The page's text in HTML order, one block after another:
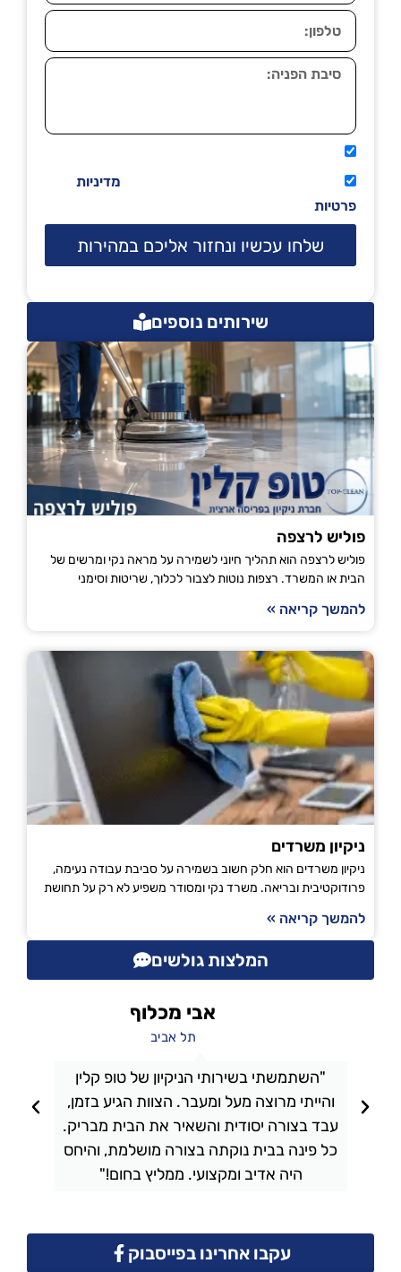
מדיניות
פרטיות
שלחו עכשיו ונחזור אליכם במהירות
שירותים נוספים
פוליש לרצפה
פוליש לרצפה הוא תהליך חיוני לשמירה על מראה נקי ומרשים של
הבית או המשרד. רצפות נוטות לצבור לכלוך, שריטות וסימני
להמשך קריאה »
ניקיון משרדים
ניקיון משרדים הוא חלק חשוב בשמירה על סביבת עבודה נעימה,
פרודוקטיבית ובריאה. משרד נקי ומסודר משפיע לא רק על תחושת
להמשך קריאה »
המלצות גולשים
"השתמשתי בשירותי הניקיון של טופ קלין
והייתי מרוצה מעל ומעבר. הצוות הגיע בזמן,
עבד בצורה יסודית והשאיר את הבית מבריק.
כל פינה בבית נוקתה בצורה מושלמת, והיחס
היה אדיב ומקצועי. ממליץ בחום!"
אבי מכלוף
תל אביב
עקבו אחרינו בפייסבוק